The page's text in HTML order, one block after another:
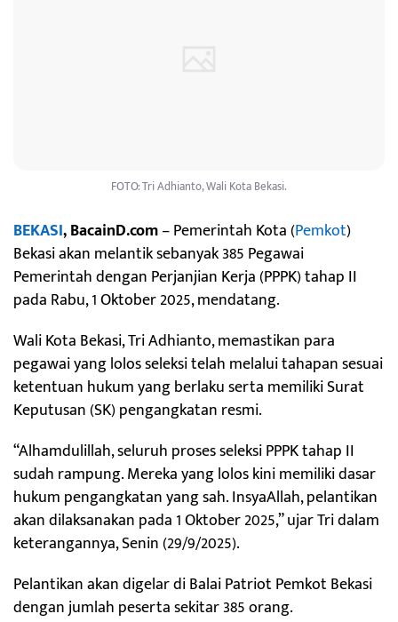
FOTO: Tri Adhianto, Wali Kota Bekasi.
BEKASI, BacainD.com– Pemerintah Kota (Pemkot)
Bekasi akan melantik sebanyak 385 Pegawai
Pemerintah dengan Perjanjian Kerja (PPPK) tahap II
pada Rabu, 1 Oktober 2025, mendatang.
Wali Kota Bekasi, Tri Adhianto, memastikan para
pegawai yang lolos seleksi telah melalui tahapan sesuai
ketentuan hukum yang berlaku serta memiliki Surat
Keputusan (SK) pengangkatan resmi.
“Alhamdulillah, seluruh proses seleksi PPPK tahap II
sudah rampung. Mereka yang lolos kini memiliki dasar
hukum pengangkatan yang sah. InsyaAllah, pelantikan
akan dilaksanakan pada 1 Oktober 2025,” ujar Tri dalam
keterangannya, Senin (29/9/2025).
Pelantikan akan digelar di Balai Patriot Pemkot Bekasi
dengan jumlah peserta sekitar 385 orang.